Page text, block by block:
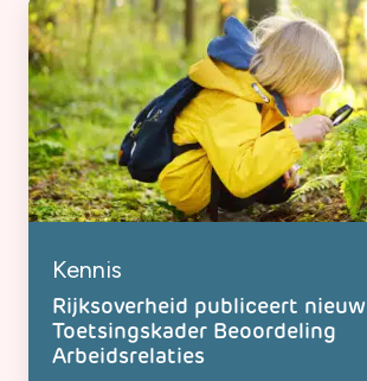
Kennis
Rijksoverheid publiceert nieuw
Toetsingskader Beoordeling
Arbeidsrelaties